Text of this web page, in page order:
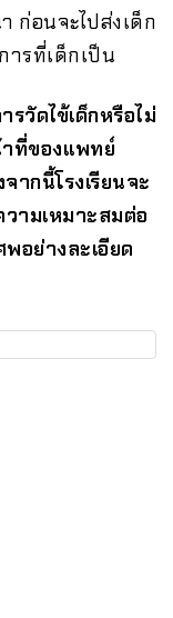
ก่อนจะไปส่งเด็ก
ารที่เด็กเป็น
วัดไข้เด็กหรือไม่
ที่ของเเพทย์
ากนี้โรงเรียนจะ
ามเหมาะสมต่อ
อย่างละเอียด